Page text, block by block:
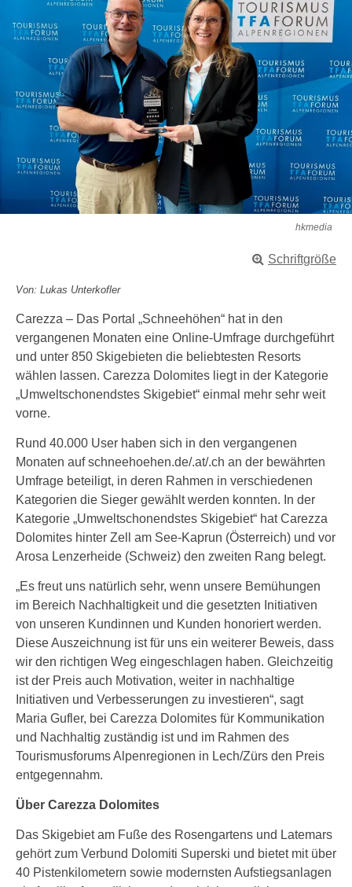
hkmedia
Schriftgröße
Von: Lukas Unterkofler
Carezza – Das Portal „Schneehöhen“ hat in den
vergangenen Monaten eine Online-Umfrage durchgeführt
und unter 850 Skigebieten die beliebtesten Resorts
wählen lassen. Carezza Dolomites liegt in der Kategorie
„Umweltschonendstes Skigebiet“ einmal mehr sehr weit
vorne.
Rund 40.000 User haben sich in den vergangenen
Monaten auf schneehoehen.de/.at/.ch an der bewährten
Umfrage beteiligt, in deren Rahmen in verschiedenen
Kategorien die Sieger gewählt werden konnten. In der
Kategorie „Umweltschonendstes Skigebiet“ hat Carezza
Dolomites hinter Zell am See-Kaprun (Österreich) und vor
Arosa Lenzerheide (Schweiz) den zweiten Rang belegt.
„Es freut uns natürlich sehr, wenn unsere Bemühungen
im Bereich Nachhaltigkeit und die gesetzten Initiativen
von unseren Kundinnen und Kunden honoriert werden.
Diese Auszeichnung ist für uns ein weiterer Beweis, dass
wir den richtigen Weg eingeschlagen haben. Gleichzeitig
ist der Preis auch Motivation, weiter in nachhaltige
Initiativen und Verbesserungen zu investieren“, sagt
Maria Gufler, bei Carezza Dolomites für Kommunikation
und Nachhaltig zuständig ist und im Rahmen des
Tourismusforums Alpenregionen in Lech/Zürs den Preis
entgegennahm.
Über Carezza Dolomites
Das Skigebiet am Fuße des Rosengartens und Latemars
gehört zum Verbund Dolomiti Superski und bietet mit über
40 Pistenkilometern sowie modernsten Aufstiegsanlagen